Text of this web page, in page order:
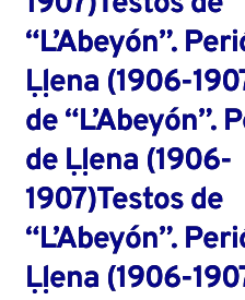
“L’Abeyón”.
Ḷḷena (1906-
de “L’Abeyón”.
de Ḷḷena (1906-
1907)Testos de
“L’Abeyón”.
Ḷḷena (1906-